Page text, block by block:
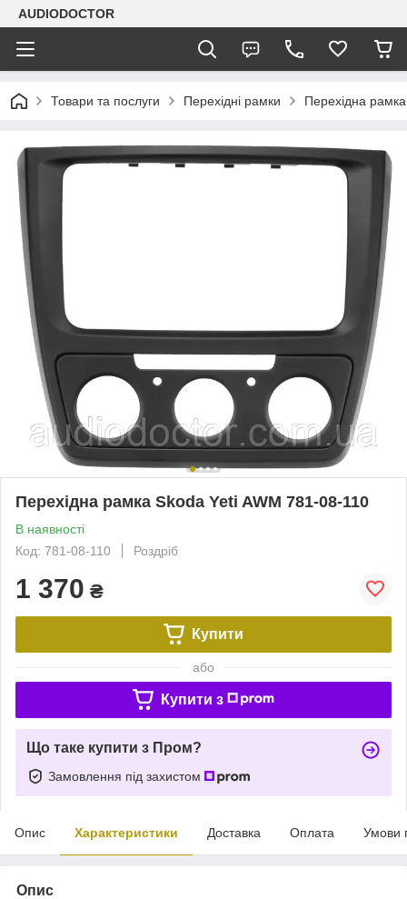
AUDIODOCTOR
Товари та послуги Перехідні рамки Перехідна
Перехідна рамка Skoda Yeti AWM 781-08-110
В наявності
Код: 781-08-110
Роздріб
1 370 ₴
Купити
або
Купити з
Що таке купити з Пром?
Замовлення під захистом
Опис Характеристики Доставка Оплата Умови
Опис